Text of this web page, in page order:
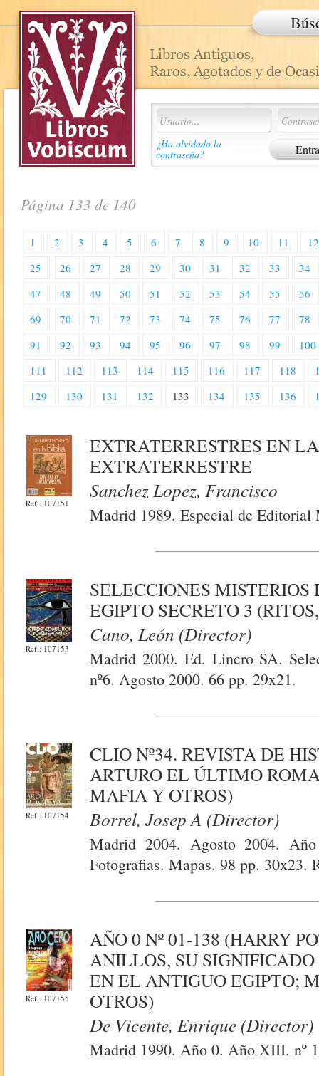
¿Ha olvidado la
contraseña?
Página 133 de 140
1 2 3 4 5 6 7 8 9 10 11
12
25
26 27 28 29 30 31 32 33
34
47
48 49 50 51 52 53 54 55
56
69
70 71 72 73 74 75 76 77
78
91
92 93 94 95 96 97 98 99
100
111
112 113 114 115 116 117 118
129
130 131 132 133 134 135 136
Ref.: 107151
EXTRATERRESTRES EN
EXTRATERRESTRE
Sanchez Lopez, Francisco
Madrid 1989. Especial de Editorial
Ref.: 107153
SELECCIONES
EGIPTO SECRETO 3
Cano, León (Director)
Madrid 2000. Ed. Lincro SA.
nº6. Agosto 2000. 66 pp. 29x21.
Ref.: 107154
CLIO Nº34. REVISTA DE
ARTURO EL ÚLTIMO
MAFIA Y OTROS)
Borrel, Josep A (Director)
Madrid 2004. Agosto 2004.
Fotografias. Mapas. 98 pp. 30x23.
Ref.: 107155
AÑO 0 Nº 01-138 (HARRY
ANILLOS, SU
EN EL ANTIGUO EGIPTO;
OTROS)
De Vicente, Enrique (Director)
Madrid 1990. Año 0. Año XIII. nº